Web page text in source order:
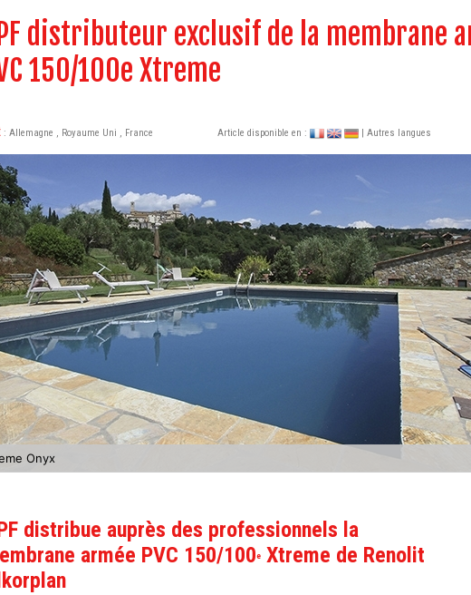
distributeur exclusif de la membrane
150/100e Xtreme
: Allemagne , Royaume Uni , France Article disponible en : | Autres langues
Onyx
distribue auprès des professionnels la
armée PVC 150/100e Xtreme de Renolit